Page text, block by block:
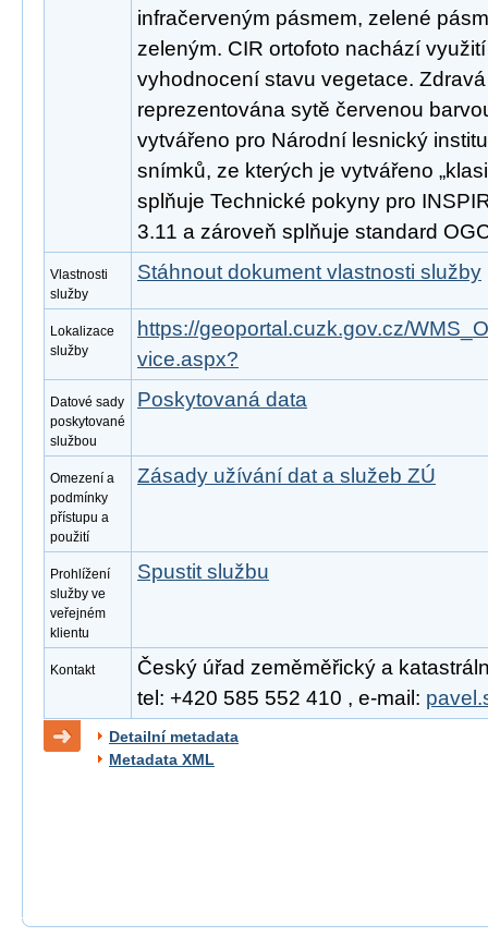
infračerveným pásmem, zelené
zeleným. CIR ortofoto nachází
vyhodnocení stavu vegetace.
reprezentována sytě červenou
vytvářeno pro Národní lesnický
snímků, ze kterých je vytvářeno
splňuje Technické pokyny pro
3.11 a zároveň splňuje standard
Vlastnosti
služby
Stáhnout dokument vlastnosti služby
Lokalizace
služby
https://geoportal.cuzk.gov.cz/
vice.aspx?
Datové sady
poskytované
službou
Poskytovaná data
Omezení a
podmínky
přístupu a
použití
Zásady užívání dat a služeb ZÚ
Prohlížení
služby ve
veřejném
klientu
Spustit službu
Kontakt
Český úřad zeměměřický a
tel: +420 585 552 410 , e-mail:
Detailní metadata
Metadata XML